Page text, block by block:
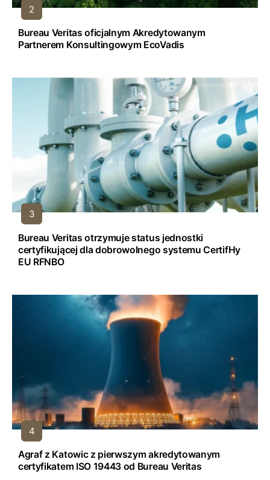
Bureau Veritas oficjalnym Akredytowanym
Partnerem Konsultingowym EcoVadis
Bureau Veritas otrzymuje status jednostki
certyfikującej dla dobrowolnego systemu CertifHy
EU RFNBO
Agraf z Katowic z pierwszym akredytowanym
certyfikatem ISO 19443 od Bureau Veritas